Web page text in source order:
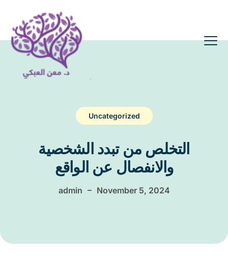
Uncategorized
التخلص من تبدد الشخصية
والانفصال عن الواقع
admin – November 5, 2024